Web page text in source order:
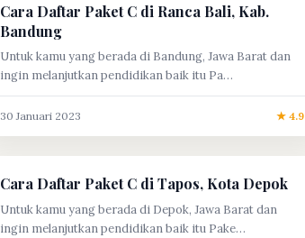
Cara Daftar Paket C di Ranca Bali, Kab.
Bandung
Untuk kamu yang berada di Bandung, Jawa Barat dan
ingin melanjutkan pendidikan baik itu Pa…
30 Januari 2023 ★ 4.9
Cara Daftar Paket C di Tapos, Kota Depok
Untuk kamu yang berada di Depok, Jawa Barat dan
ingin melanjutkan pendidikan baik itu Pake…